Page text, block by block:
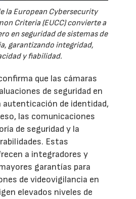
la European Cybersecurity
Criteria (EUCC) convierte a
en seguridad de sistemas de
garantizando integridad,
y fiabilidad.
que las cámaras
de seguridad en
de identidad,
las comunicaciones
de seguridad y la
Estas
a integradores y
garantías para
de videovigilancia en
elevados niveles de